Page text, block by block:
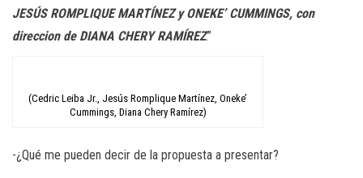
JESÚS ROMPLIQUE MARTÍNEZ y ONEKE’ CUMMINGS, con
direccion de DIANA CHERY RAMÍREZ.”
(Cedric Leiba Jr., Jesús Romplique Martínez, Oneke’
Cummings, Diana Chery Ramírez)
-¿Qué me pueden decir de la propuesta a presentar?